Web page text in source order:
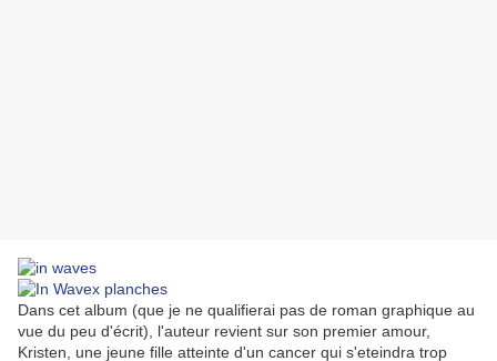
Dans cet album (que je ne qualifierai pas de roman graphique au
vue du peu d'écrit), l'auteur revient sur son premier amour,
Kristen, une jeune fille atteinte d'un cancer qui s'eteindra trop